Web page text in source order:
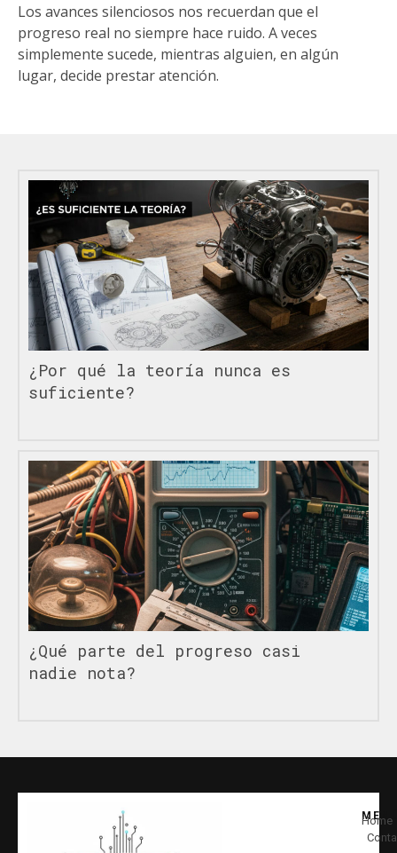
Los avances silenciosos nos recuerdan que el
progreso real no siempre hace ruido. A veces
simplemente sucede, mientras alguien, en algún
lugar, decide prestar atención.
¿Por qué la teoría nunca es
suficiente?
¿Qué parte del progreso casi
nadie nota?
Home